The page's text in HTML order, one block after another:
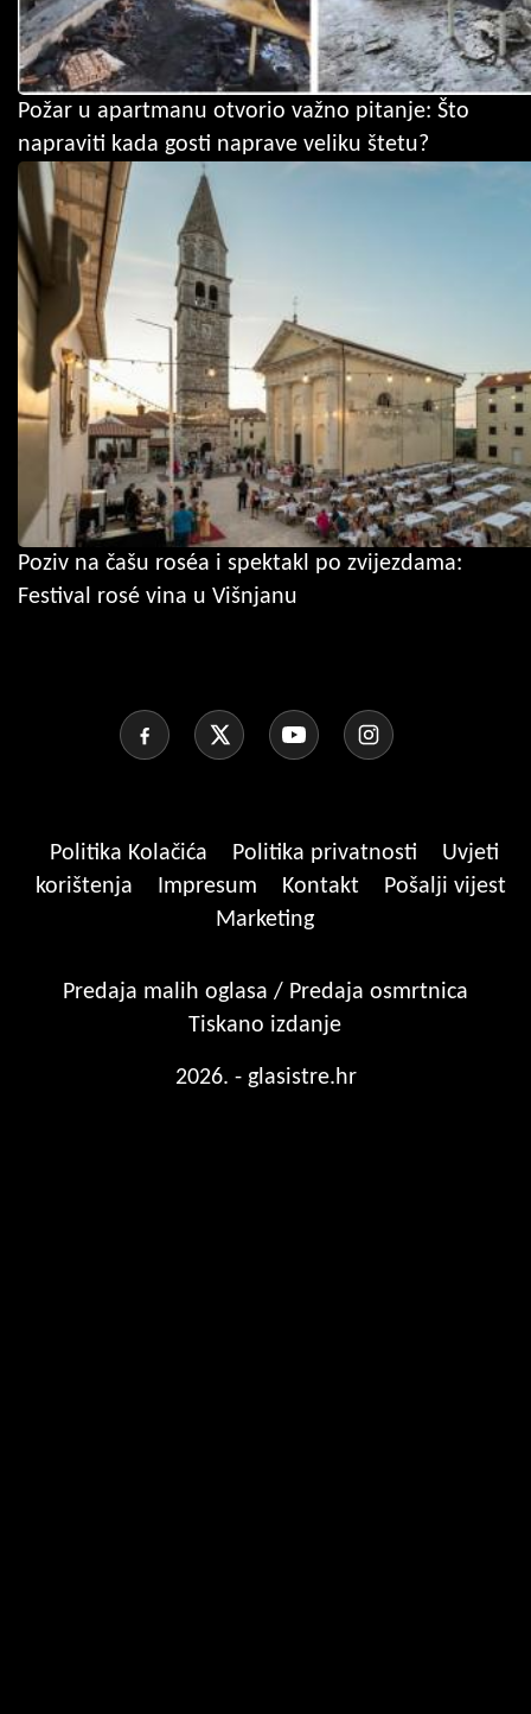
Požar u apartmanu otvorio važno pitanje: Što
napraviti kada gosti naprave veliku štetu?
Poziv na čašu roséa i spektakl po zvijezdama:
Festival rosé vina u Višnjanu
Politika Kolačića Politika privatnosti
Uvjeti
korištenja
Impresum Kontakt
Pošalji vijest
Marketing
Predaja malih oglasa / Predaja osmrtnica
Tiskano izdanje
2026. - glasistre.hr